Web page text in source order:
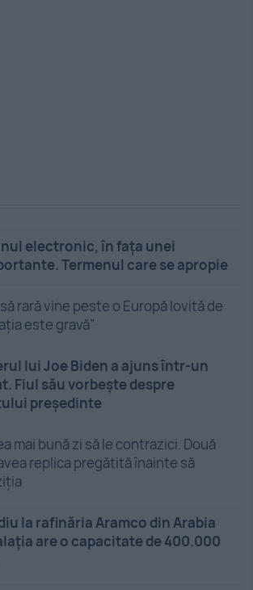
electronic, în fața unei
Termenul care se apropie
rară vine peste o Europă lovită de
este gravă”
lui Joe Biden a ajuns într-un
Fiul său vorbește despre
președinte
mai bună zi să le contrazici. Două
replica pregătită înainte să
la rafinăria Aramco din Arabia
are o capacitate de 400.000